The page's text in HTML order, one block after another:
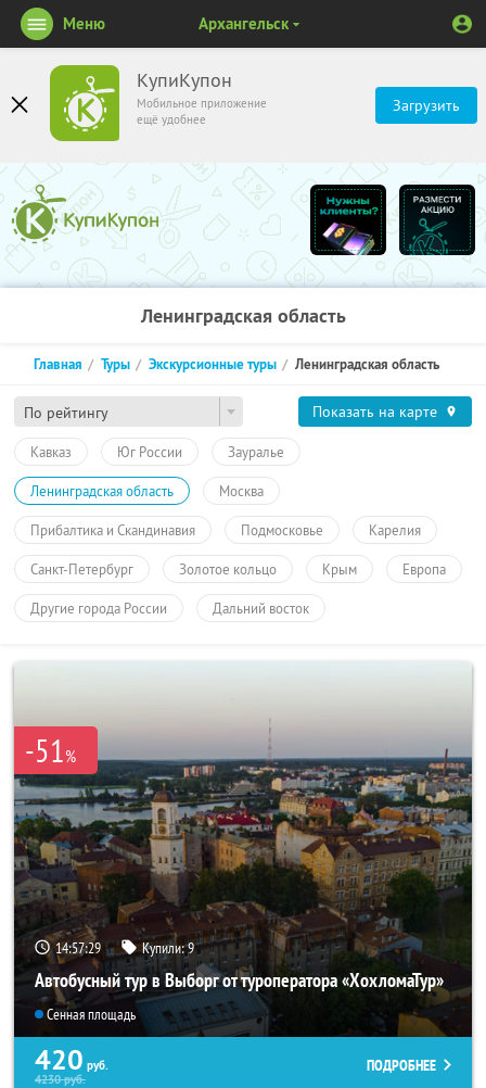
КупиКупон
Мобильное приложение
ещё удобнее
Загрузить
Меню Архангельск
Ленинградская область
По рейтингу
Главная Туры Экскурсионные туры Ленинградская область
Показать на карте
Кавказ Юг России Зауралье
Ленинградская область Москва
Прибалтика и Скандинавия Подмосковье Карелия
Санкт-Петербург Золотое кольцо Крым Европа
Другие города России Дальний восток
-51%
14:57:29 Купили:9
Автобусный тур в Выборг от туроператора «ХохломаТур»
Сенная площадь
420 руб.
4230руб.
ПОДРОБНЕЕ